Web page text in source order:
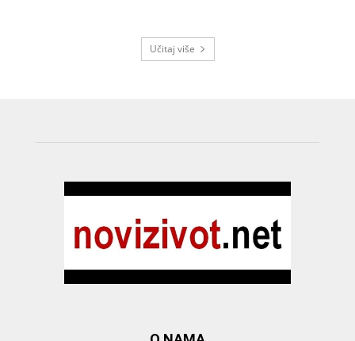
Učitaj više